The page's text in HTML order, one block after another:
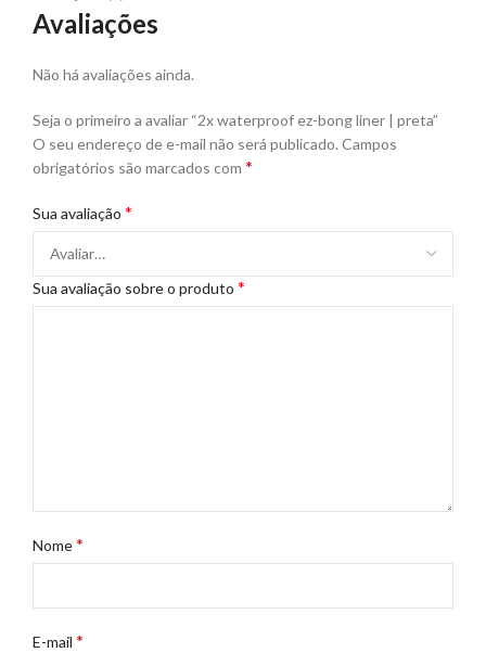
Avaliações
Não há avaliações ainda.
Seja o primeiro a avaliar “2x waterproof ez-bong liner | preta”
O seu endereço de e-mail não será publicado.Campos
obrigatórios são marcados com *
Sua avaliação *
Sua avaliação sobre o produto *
Nome*
E-mail *